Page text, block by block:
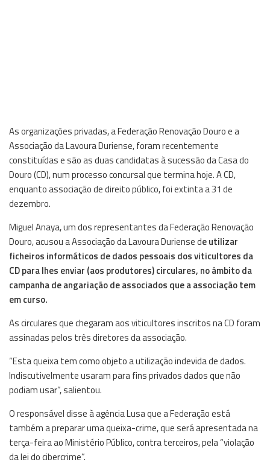
As organizações privadas, a Federação Renovação Douro e a
Associação da Lavoura Duriense, foram recentemente
constituídas e são as duas candidatas à sucessão da Casa do
Douro (CD), num processo concursal que termina hoje. A CD,
enquanto associação de direito público, foi extinta a 31 de
dezembro.
Miguel Anaya, um dos representantes da Federação Renovação
Douro, acusou a Associação da Lavoura Duriense de utilizar
ficheiros informáticos de dados pessoais dos viticultores da
CD para lhes enviar (aos produtores) circulares, no âmbito da
campanha de angariação de associados que a associação tem
em curso.
As circulares que chegaram aos viticultores inscritos na CD foram
assinadas pelos três diretores da associação.
“Esta queixa tem como objeto a utilização indevida de dados.
Indiscutivelmente usaram para fins privados dados que não
podiam usar”, salientou.
O responsável disse à agência Lusa que a Federação está
também a preparar uma queixa-crime, que será apresentada na
terça-feira ao Ministério Público, contra terceiros, pela “violação
da lei do cibercrime”.